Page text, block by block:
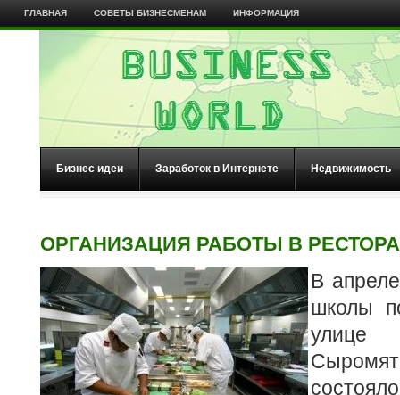
ГЛАВНАЯ СОВЕТЫ БИЗНЕСМЕНАМ ИНФОРМАЦИЯ
Бизнес идеи Заработок в Интернете Недвижимость
ОРГАНИЗАЦИЯ РАБОТЫ В
В
школы